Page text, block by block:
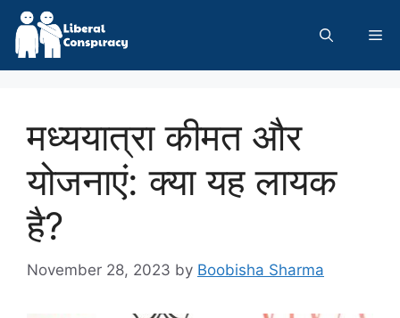
Skip
content
मध्ययात्रा कीमत और
योजनाएं: क्या यह लायक
है?
November 28, 2023 by Boobisha Sharma